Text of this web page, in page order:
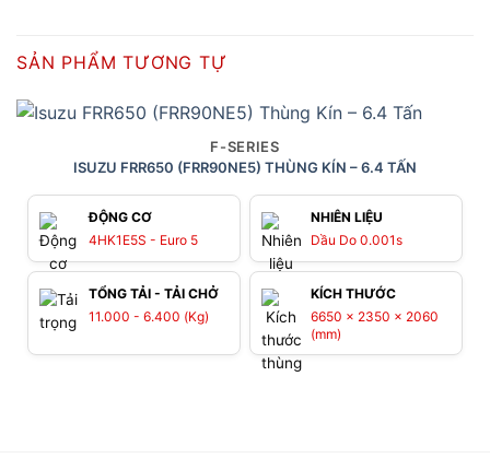
SẢN PHẨM TƯƠNG TỰ
F-SERIES
ISUZU FRR650 (FRR90NE5) THÙNG KÍN – 6.4 TẤN
ĐỘNG CƠ
4HK1E5S - Euro 5
NHIÊN LIỆU
Dầu Do 0.001s
TỔNG TẢI - TẢI CHỞ
11.000 - 6.400 (Kg)
KÍCH THƯỚC
6650 x 2350 x 2060
(mm)